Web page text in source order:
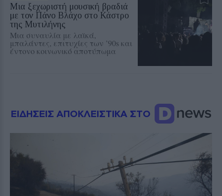
Μια ξεχωριστή μουσική βραδιά
με τον Πάνο Βλάχο στο Κάστρο
της Μυτιλήνης
Μια συναυλία με λαϊκά,
μπαλάντες, επιτυχίες των ’90s και
έντονο κοινωνικό αποτύπωμα
ΕΙΔΗΣΕΙΣ ΑΠΟΚΛΕΙΣΤΙΚΑ ΣΤΟ